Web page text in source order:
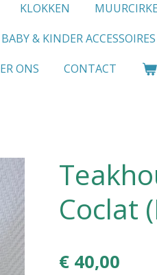
KLOKKEN
BABY & KINDER ACCESSOIRES
ONS CONTACT
Coclat
€ 40,00